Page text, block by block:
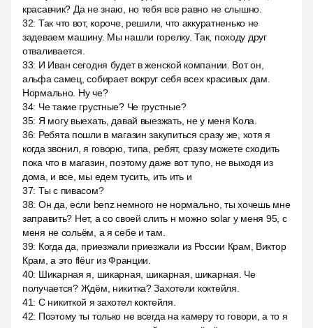
красавчик? Да не знаю, но тебя все равно не слышно.
32: Так что вот, короче, решили, что аккуратненько не
задеваем машину. Мы нашли горелку. Так, походу друг
отваливается.
33: И Иван сегодня будет в женской компании. Вот он,
альфа самец, собирает вокруг себя всех красивых дам.
Нормально. Ну че?
34: Че такие грустные? Че грустные?
35: Я могу выехать, давай выезжать, не у меня Кола.
36: Ребята пошли в магазин закупиться сразу же, хотя я
когда звонил, я говорю, типа, ребят, сразу можете сходить
пока что в магазин, поэтому даже вот тупо, не выходя из
дома, и все, мы едем тусить, ить ить и
37: Ты с пивасом?
38: Он да, если benz немного не нормально, ты хочешь мне
заправить? Нет, а со своей слить н можно solar у меня 95, с
меня не сольём, а я себе и там.
39: Когда да, приезжали приезжали из России Крам, Виктор
Крам, а это flëur из Франции.
40: Шикарная я, шикарная, шикарная, шикарная. Че
получается? Ждём, никитка? Захотели коктейля.
41: С никиткой я захотел коктейля.
42: Поэтому ты только не всегда на камеру то говори, а то я